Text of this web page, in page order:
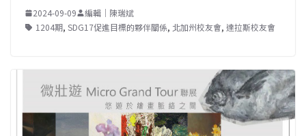
2024-09-09
編輯｜陳瑞斌
1204期, SDG17促進目標的夥伴關係, 北加州校友會, 達拉斯校友會